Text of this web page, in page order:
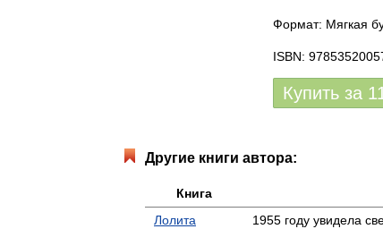
Формат: Мягкая
ISBN:
Купить за
Другие книги автора:
Книга
Лолита
1955 году увидела